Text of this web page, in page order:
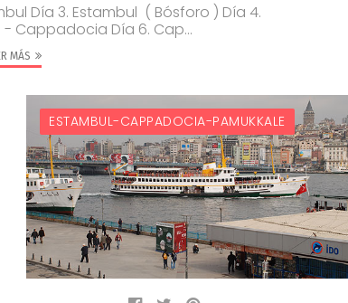
Día 3. Estambul ( Bósforo ) Día 4.
- Cappadocia Día 6. Cap...
MÁS
ESTAMBUL-CAPPADOCIA-PAMUKKALE